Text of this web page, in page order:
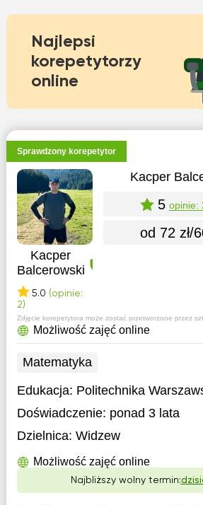
Najlepsi
korepetytorzy
online
Sprawdzony korepetytor
Kacper
Balcerowski
5.0 (opinie:
2)
Kacper
5 opinie:
od 72 zł/
Zdjęcie korepetytora może zostać przetworzone przez
Możliwość zajęć online
Matematyka
Edukacja: Politechnika
Doświadczenie: ponad 3 lata
Dzielnica: Widzew
Możliwość zajęć online
Najbliższy wolny termin: